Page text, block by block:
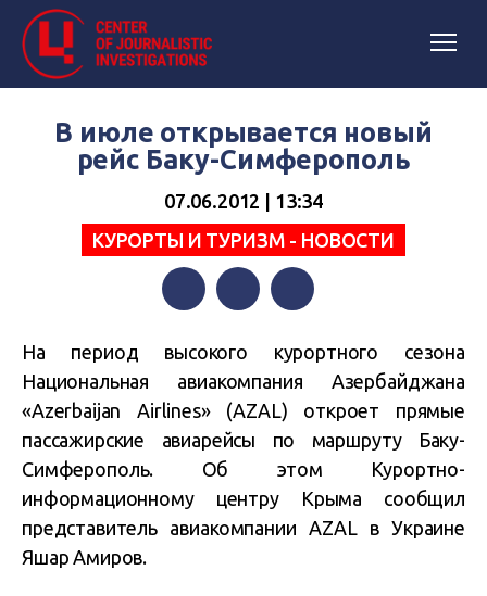
В июле открывается новый
рейс Баку-Симферополь
07.06.2012 | 13:34
КУРОРТЫ И ТУРИЗМ - НОВОСТИ
На период высокого курортного сезона
Национальная авиакомпания Азербайджана
«Azerbaijan Airlines» (AZAL) откроет прямые
пассажирские авиарейсы по маршруту Баку-
Симферополь. Об этом Курортно-
информационному центру Крыма сообщил
представитель авиакомпании AZAL в Украине
Яшар Амиров.